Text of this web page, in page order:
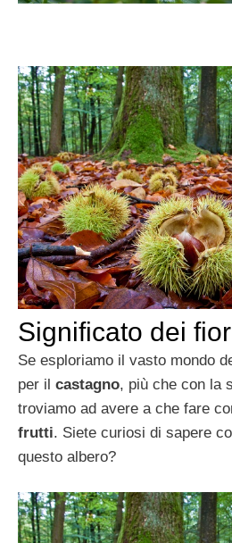
Significato dei
Se esploriamo il vasto mondo
per il castagno, più che con la
troviamo ad avere a che fare
frutti. Siete curiosi di sapere
questo albero?